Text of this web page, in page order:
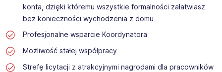
konta, dzięki któremu wszystkie formalności załatwiasz
bez konieczności wychodzenia z domu
Profesjonalne wsparcie Koordynatora
Możliwość stałej współpracy
Strefę licytacji z atrakcyjnymi nagrodami dla pracowników